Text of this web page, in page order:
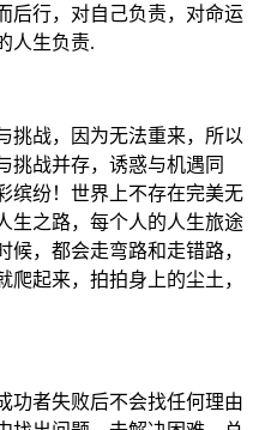
后行，对自己负责，对命运
人生负责.
挑战，因为无法重来，所以
挑战并存，诱惑与机遇同
缤纷！世界上不存在完美无
生之路，每个人的人生旅途
，都会走弯路和走错路，
起来，拍拍身上的尘土，
功者失败后不会找任何理由